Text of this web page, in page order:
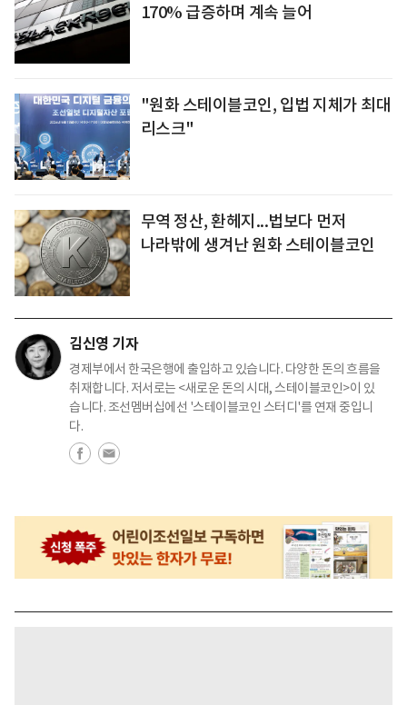
170% 급증하며 계속 늘어
"원화 스테이블코인, 입법 지체가 최대
리스크"
무역 정산, 환헤지...법보다 먼저
나라밖에 생겨난 원화 스테이블코인
김신영 기자
경제부에서 한국은행에 출입하고 있습니다. 다양한 돈의 흐름을
취재합니다. 저서로는 <새로운 돈의 시대, 스테이블코인>이 있
습니다. 조선멤버십에선 '스테이블코인 스터디'를 연재 중입니
다.